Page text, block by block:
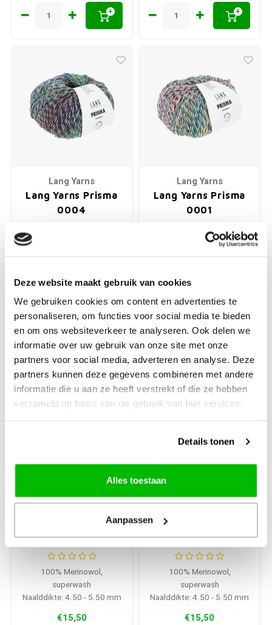
Deze website maakt gebruik van cookies
We gebruiken cookies om content en advertenties te
personaliseren, om functies voor social media te bieden
en om ons websiteverkeer te analyseren. Ook delen we
informatie over uw gebruik van onze site met onze
partners voor social media, adverteren en analyse. Deze
partners kunnen deze gegevens combineren met andere
informatie die u aan ze heeft verstrekt of die ze hebben
verzameld op basis van uw gebruik van hun services.
Details tonen
Alles toestaan
Aanpassen
+ +
Lang Yarns
Lang Yarns Prisma
0004
Naalddikte: 4.50 - 5.50 mm
€15,50
+
Lang Yarns
Lang Yarns Prisma
0001
Naalddikte: 4.50 - 5.50 mm
€15,50
+
Lang Yarns
100% Merinowol,
superwash
Naalddikte: 4.50 - 5.50 mm
€15,50
Lang Yarns
100% Merinowol,
superwash
Naalddikte: 4.50 - 5.50 mm
€15,50